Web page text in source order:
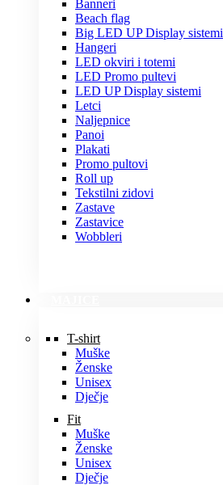
Banneri
Beach flag
Big LED UP Display sistemi
Hangeri
LED okviri i totemi
LED Promo pultevi
LED UP Display sistemi
Letci
Naljepnice
Panoi
Plakati
Promo pultovi
Roll up
Tekstilni zidovi
Zastave
Zastavice
Wobbleri
T-shirt
Muške
Ženske
Unisex
Dječje
Fit
Muške
Ženske
Unisex
Dječje